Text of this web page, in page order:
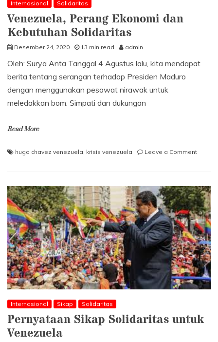
Internasional Solidaritas
Venezuela, Perang Ekonomi dan
Kebutuhan Solidaritas
Desember 24, 2020 13 min read admin
Oleh: Surya Anta Tanggal 4 Agustus lalu, kita mendapat
berita tentang serangan terhadap Presiden Maduro
dengan menggunakan pesawat nirawak untuk
meledakkan bom. Simpati dan dukungan
Read More
hugo chavez venezuela krisis venezuela Leave a Commenton
dan
Internasional Sikap Solidaritas
Pernyataan Sikap Solidaritas untuk
Venezuela